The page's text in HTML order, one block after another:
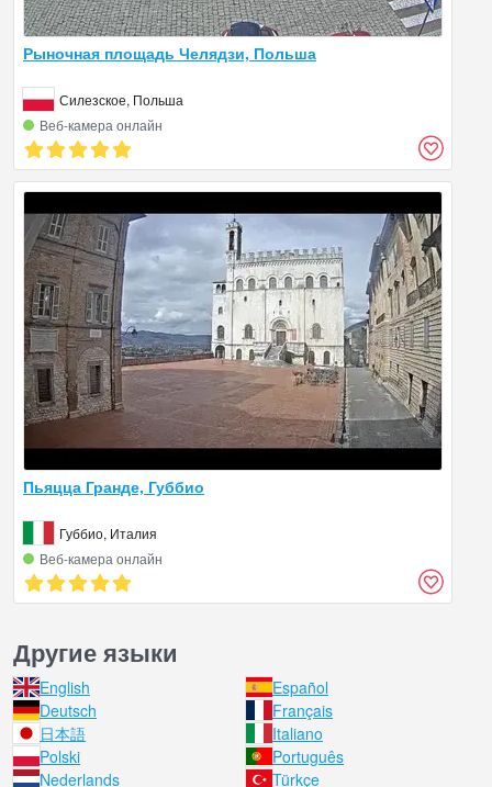
Рыночная площадь Челядзи, Польша
Силезское, Польша
Веб‑камера онлайн
Пьяцца Гранде, Губбио
Губбио, Италия
Веб‑камера онлайн
Другие языки
English
Español
Deutsch
Français
日本語
Italiano
Polski
Português
Nederlands
Türkçe